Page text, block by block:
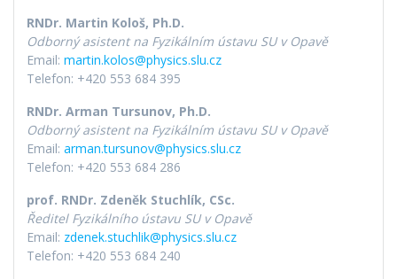
RNDr. Martin Kološ, Ph.D.
Odborný asistent na Fyzikálním ústavu SU v Opavě
Email: martin.kolos@physics.slu.cz
Telefon: +420 553 684 395
RNDr. Arman Tursunov, Ph.D.
Odborný asistent na Fyzikálním ústavu SU v Opavě
Email: arman.tursunov@physics.slu.cz
Telefon: +420 553 684 286
prof. RNDr. Zdeněk Stuchlík, CSc.
Ředitel Fyzikálního ústavu SU v Opavě
Email: zdenek.stuchlik@physics.slu.cz
Telefon: +420 553 684 240